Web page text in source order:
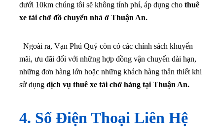
dưới 10km chúng tôi sẽ không tính phí, áp dụng cho thuê
xe tải chở đồ chuyển nhà ở Thuận An.
Ngoài ra, Vạn Phú Quý còn có các chính sách khuyến
mãi, ưu đãi đối với những hợp đồng vận chuyển dài hạn,
những đơn hàng lớn hoặc những khách hàng thân thiết khi
sử dụng dịch vụ thuê xe tải chở hàng tại Thuận An.
4. Số Điện Thoại Liên Hệ